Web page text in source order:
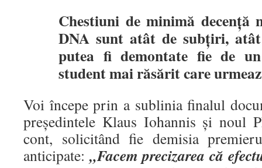
Chestiuni de minimă decență
DNA sunt atât de subțiri,
putea fi demontate fie de
student mai răsărit care
Voi începe prin a sublinia finalul
președintele Klaus Iohannis și noul
cont, solicitând fie demisia
anticipate:„Facem precizarea că